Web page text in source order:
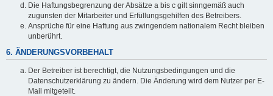
Die Haftungsbegrenzung der Absätze a bis c gilt sinngemäß auch
zugunsten der Mitarbeiter und Erfüllungsgehilfen des Betreibers.
Ansprüche für eine Haftung aus zwingendem nationalem Recht bleiben
unberührt.
6. ÄNDERUNGSVORBEHALT
Der Betreiber ist berechtigt, die Nutzungsbedingungen und die
Datenschutzerklärung zu ändern. Die Änderung wird dem Nutzer per E-
Mail mitgeteilt.